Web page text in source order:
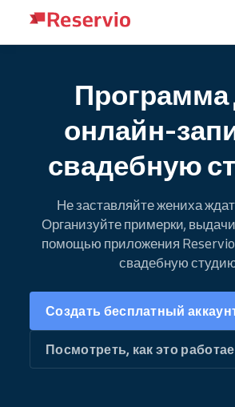
Программа
онлайн-
свадебную
Не заставляйте жениха
Организуйте примерки,
помощью приложения
свадебную
Создать бесплатный
Посмотреть, как это